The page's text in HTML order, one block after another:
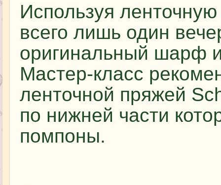
Используя
всего лишь один
оригинальный шарф
Мастер-класс
ленточной пряжей
по нижней части
помпоны.